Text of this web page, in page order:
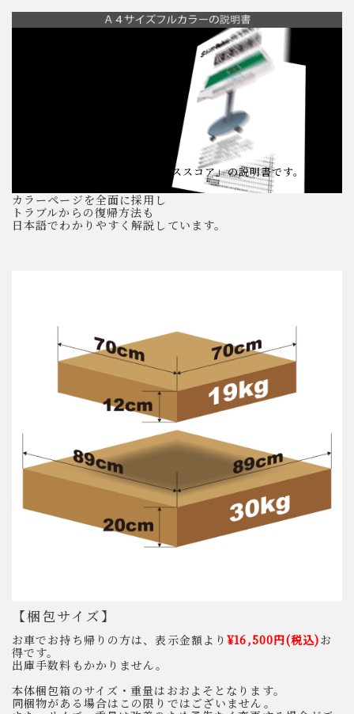
※画像は「スリムヴォイススコア」の説明書です。
カラーページを全面に採用し
トラブルからの復帰方法も
日本語でわかりやすく解説しています。
【梱包サイズ】
お車でお持ち帰りの方は、表示金額より¥16,500円(税込)お
得です。
出庫手数料もかかりません。
本体梱包箱のサイズ・重量はおおよそとなります。
同梱物がある場合はこの限りではございません。